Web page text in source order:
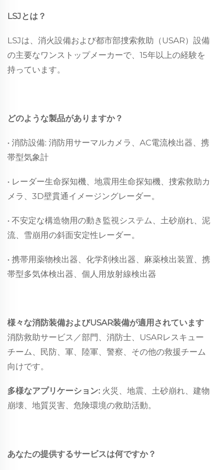
LSJとは？
LSJは、消火設備および都市部捜索救助（USAR）設備
の主要なワンストップメーカーで、15年以上の経験を
持っています。
どのような製品がありますか？
• 消防設備: 消防用サーマルカメラ、AC電流検出器、携
帯型気象計
• レーダー生命探知機、地震用生命探知機、捜索救助カ
メラ、3D壁貫通イメージングレーダー。
• 不安定な構造物用の動き監視システム、土砂崩れ、泥
流、雪崩用の斜面安定性レーダー。
• 携帯用薬物検出器、化学剤検出器、麻薬検出装置、携
帯型多気体検出器、個人用放射線検出器
様々な消防装備およびUSAR装備が適用されています
消防救助サービス／部門、消防士、USARレスキュー
チーム、民防、軍、陸軍、警察、その他の救援チーム
向けです。
多様なアプリケーション: 火災、地震、土砂崩れ、建物
崩壊、地質災害、危険環境の救助活動。
あなたの提供するサービスは何ですか？